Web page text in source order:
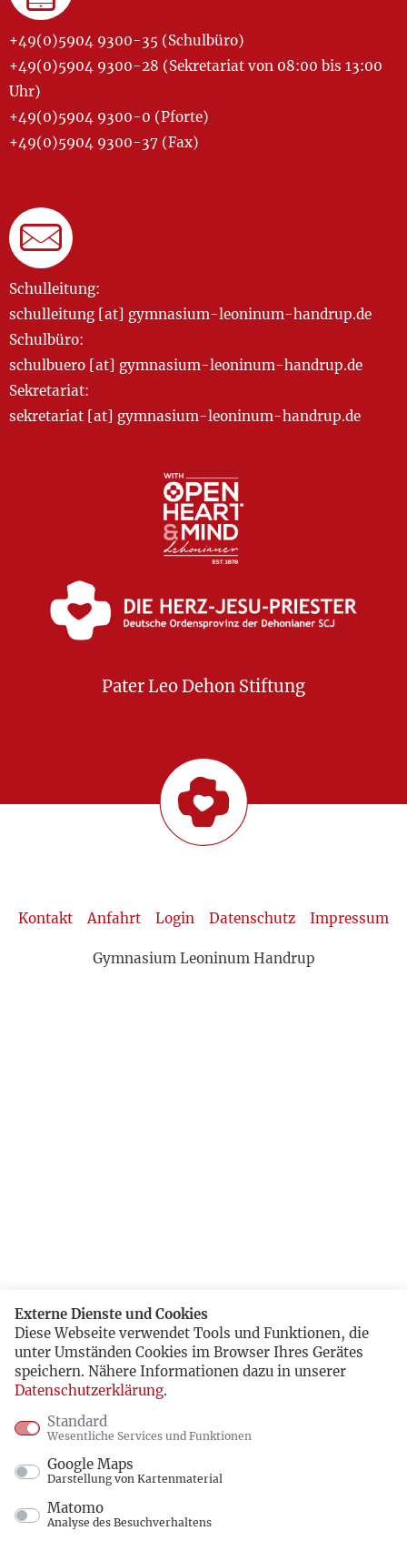
+49(0)5904 9300-35 (Schulbüro)
+49(0)5904 9300-28 (Sekretariat von 08:00 bis 13:00
Uhr)
+49(0)5904 9300-0 (Pforte)
+49(0)5904 9300-37 (Fax)
Schulleitung:
schulleitung [at] gymnasium-leoninum-handrup.de
Schulbüro:
schulbuero [at] gymnasium-leoninum-handrup.de
Sekretariat:
sekretariat [at] gymnasium-leoninum-handrup.de
Pater Leo Dehon Stiftung
Kontakt Anfahrt Login Datenschutz Impressum
Gymnasium Leoninum Handrup
Externe Dienste und Cookies
Diese Webseite verwendet Tools und Funktionen, die
unter Umständen Cookies im Browser Ihres Gerätes
speichern. Nähere Informationen dazu in unserer
Datenschutzerklärung.
Standard
Wesentliche Services und Funktionen
Google Maps
Darstellung von Kartenmaterial
Matomo
Analyse des Besuchverhaltens